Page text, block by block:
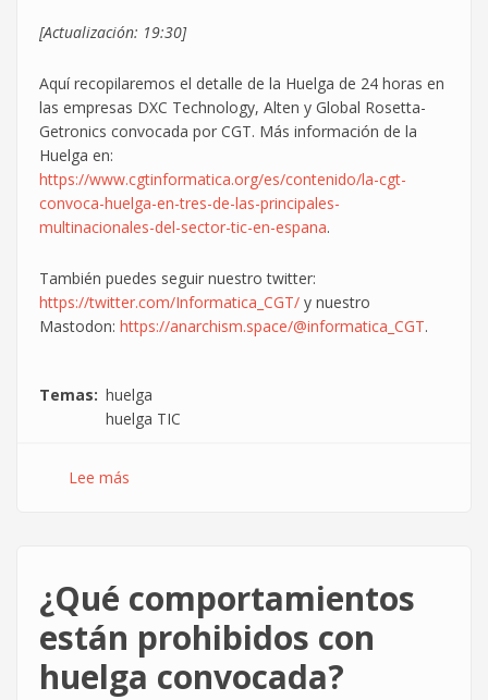
TIC
[Actualización: 19:30]
Aquí recopilaremos el detalle de la Huelga de 24 horas en
las empresas DXC Technology, Alten y Global Rosetta-
Getronics convocada por CGT. Más información de la
Huelga en:
https://www.cgtinformatica.org/es/contenido/la-cgt-
convoca-huelga-en-tres-de-las-principales-
multinacionales-del-sector-tic-en-espana.
También puedes seguir nuestro twitter:
https://twitter.com/Informatica_CGT/ y nuestro
Mastodon: https://anarchism.space/@informatica_CGT.
Temas
huelga
huelga TIC
Lee más
a
¿Qué comportamientos
están prohibidos con
huelga convocada?